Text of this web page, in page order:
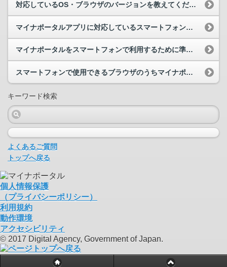
対応しているOS・ブラウザのバージョンを教えてください。
マイナポータルアプリに対応しているスマートフォン等を教えてください。
マイナポータルをスマートフォンで利用するために準備するものやスマートフォンの設定、動作環境を教...
スマートフォンで使用できるブラウザのうちマイナポータルに対応しているブラウザを教えてください。
キーワード検索
よくあるご質問
トップへ戻る
個人情報保護
（プライバシーポリシー）
利用規約
動作環境
アクセシビリティ
© 2017 Digital Agency, Government of Japan.